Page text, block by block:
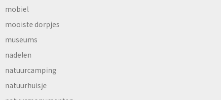
mobiel
mooiste dorpjes
museums
nadelen
natuurcamping
natuurhuisje